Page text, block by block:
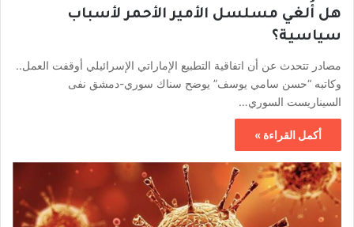
هل أُلغي مسلسل الأمير الأحمر لأسباب
سياسية؟
مصادر تتحدث عن أن اتفاقية التطبيع الإماراتي الإسرائيلي أوقفت العمل..
وكاتبه “حسن سامي يوسف” يوضح سناك سوري-دمشق نفى
السيناريست السوري…
أكمل القراءة »